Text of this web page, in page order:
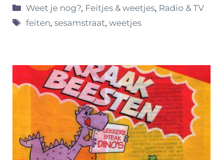
Categorieën
Weet je nog?, Feitjes & weetjes, Radio & TV
Tags
feiten,sesamstraat,weetjes